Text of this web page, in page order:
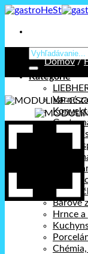
Prejsť
obsah
Hľadať:
Kategórie
Varné
Stolné
Pizza
Barové
Hrnce
Domov /